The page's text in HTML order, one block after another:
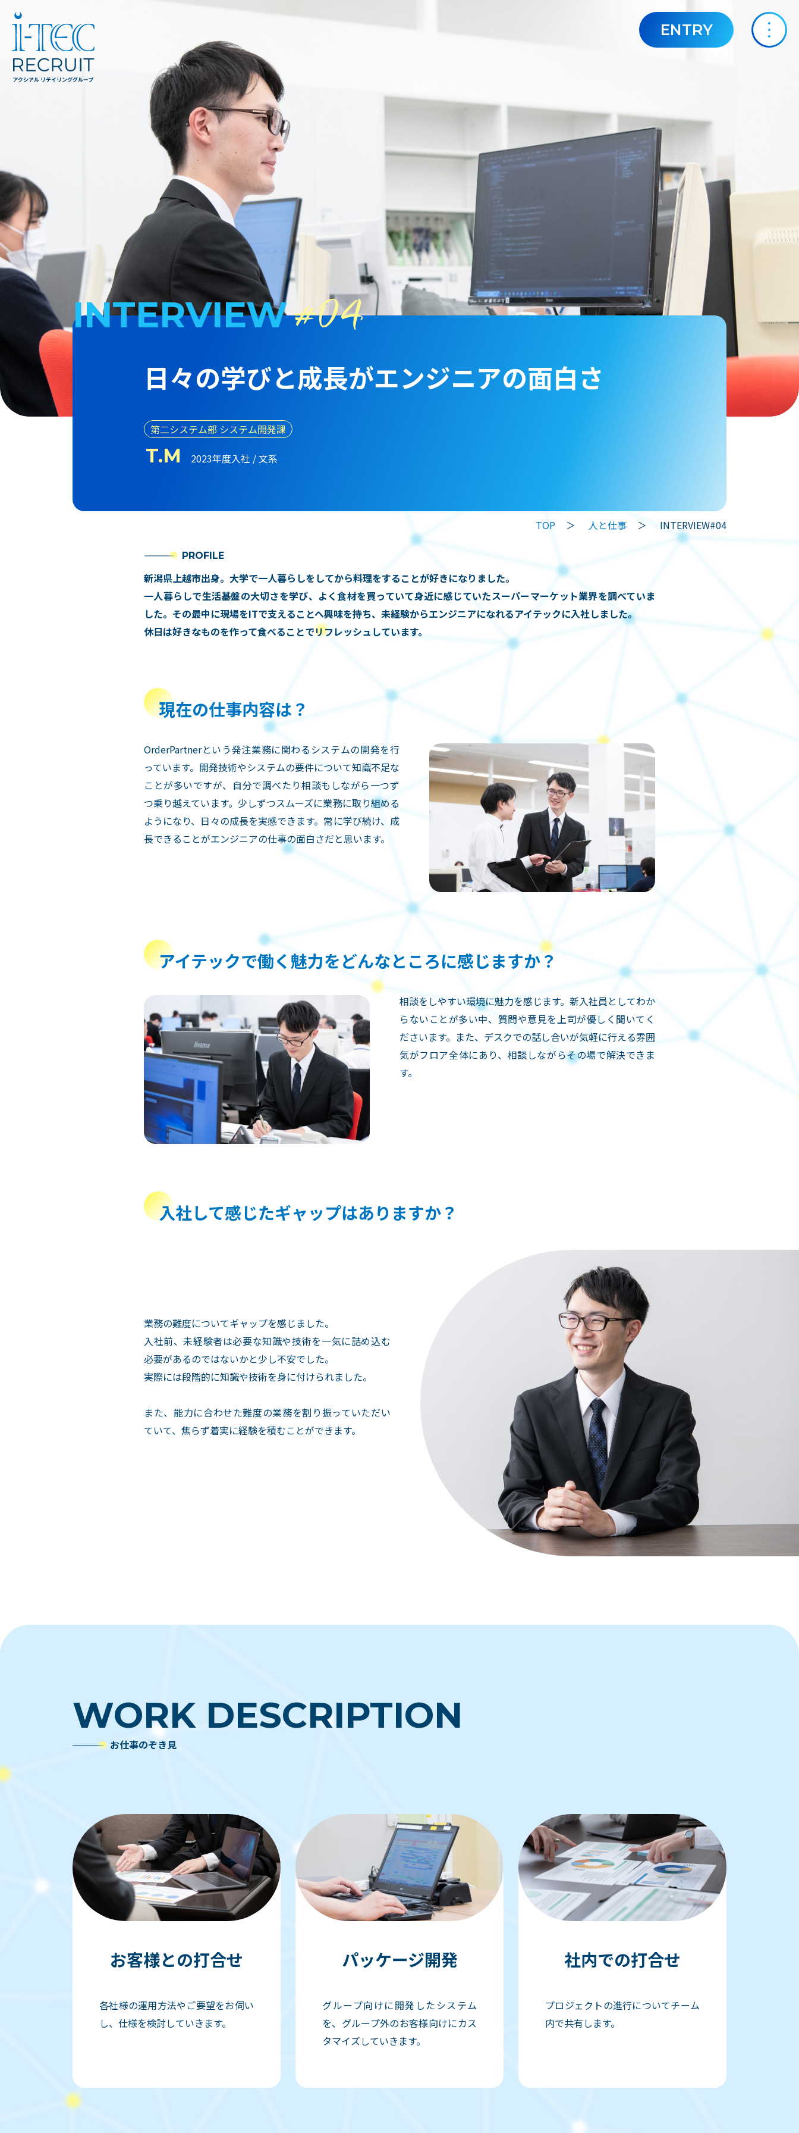
ENTRY
INTERVIEW 04
日々の学びと成長がエンジニアの面白さ
第二システム部 システム開発課
T.M 2023年度⼊社 / 文系
TOP ＞ 人と仕事 ＞ INTERVIEW#04
PROFILE
新潟県上越市出身。大学で一人暮らしをしてから料理をすることが好きになりました。
一人暮らしで生活基盤の大切さを学び、よく食材を買っていて身近に感じていたスーパーマーケット業界を調べていま
した。その最中に現場をITで支えることへ興味を持ち、未経験からエンジニアになれるアイテックに入社しました。
休日は好きなものを作って食べることでリフレッシュしています。
現在の仕事内容は？
OrderPartnerという発注業務に関わるシステムの開発を行
っています。開発技術やシステムの要件について知識不足な
ことが多いですが、自分で調べたり相談もしながら一つず
つ乗り越えています。少しずつスムーズに業務に取り組める
ようになり、日々の成長を実感できます。常に学び続け、成
長できることがエンジニアの仕事の面白さだと思います。
アイテックで働く魅⼒をどんなところに感じますか？
相談をしやすい環境に魅力を感じます。新入社員としてわか
らないことが多い中、質問や意見を上司が優しく聞いてく
ださいます。また、デスクでの話し合いが気軽に行える雰囲
気がフロア全体にあり、相談しながらその場で解決できま
す。
入社して感じたギャップはありますか？
業務の難度についてギャップを感じました。
入社前、未経験者は必要な知識や技術を一気に詰め込む
必要があるのではないかと少し不安でした。
実際には段階的に知識や技術を身に付けられました。
また、能力に合わせた難度の業務を割り振っていただい
ていて、焦らず着実に経験を積むことができます。
WORK DESCRIPTION
WORK DESCRIPTION
お仕事のぞき見
お客様との打合せ
各社様の運用方法やご要望をお伺い
し、仕様を検討していきます。
パッケージ開発
グループ向けに開発したシステム
を、グループ外のお客様向けにカス
タマイズしていきます。
社内での打合せ
プロジェクトの進行についてチーム
内で共有します。